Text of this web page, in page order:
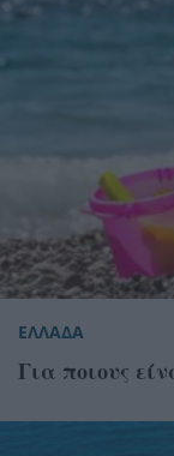
ΕΛΛΑΔΑ
Για ποιους